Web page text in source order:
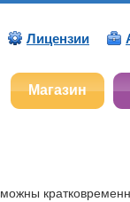
Лицензии
Магазин